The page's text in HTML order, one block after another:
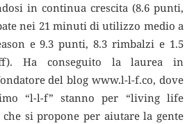
in continua crescita (8.6 punti,
nei 21 minuti di utilizzo medio a
e 9.3 punti, 8.3 rimbalzi e 1.5
Ha conseguito la laurea in
del blog www.l-l-f.co, dove
“l-l-f” stanno per “living life
che si propone per aiutare la gente